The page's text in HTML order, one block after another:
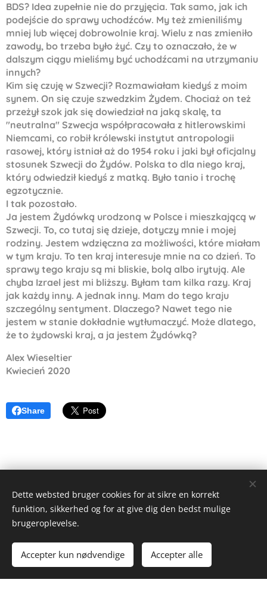
BDS? Idea zupełnie nie do przyjęcia. Tak samo, jak ich
podejście do sprawy uchodźców. My też zmieniliśmy
mniej lub więcej dobrowolnie kraj. Wielu z nas zmieniło
zawody, bo trzeba było żyć. Czy to oznaczało, że w
dalszym ciągu mieliśmy być uchodźcami na utrzymaniu
innych?
Kim się czuję w Szwecji? Rozmawiałam kiedyś z moim
synem. On się czuje szwedzkim Żydem. Chociaż on też
przeżył szok jak się dowiedział na jaką skalę, ta
"neutralna" Szwecja współpracowała z hitlerowskimi
Niemcami, co robił królewski instytut antropologii
rasowej, który istniał aż do 1954 roku i jaki był oficjalny
stosunek Szwecji do Żydów. Polska to dla niego kraj,
który odwiedził kiedyś z matką. Było tanio i trochę
egzotycznie.
I tak pozostało.
Ja jestem Żydówką urodzoną w Polsce i mieszkającą w
Szwecji. To, co tutaj się dzieje, dotyczy mnie i mojej
rodziny. Jestem wdzięczna za możliwości, które miałam
w tym kraju. To ten kraj interesuje mnie na co dzień. To
sprawy tego kraju są mi bliskie, bolą albo irytują. Ale
chyba Izrael jest mi bliższy. Byłam tam kilka razy. Kraj
jak każdy inny. A jednak inny. Mam do tego kraju
szczególny sentyment. Dlaczego? Nawet tego nie
jestem w stanie dokładnie wytłumaczyć. Może dlatego,
że to żydowski kraj, a ja jestem Żydówką?
Alex Wieseltier
Kwiecień 2020
Share
Alex Wieseltier - Uredte tanker
Alle rettigheder forbeholdes 2019
Drevet afWebnode Cookies
Lav din egen hjemmeside gratis! Kom i gang
Dette websted bruger cookies for at sikre en korrekt
funktion, sikkerhed og for at give dig den bedst mulige
brugeroplevelse.
Accepter kun nødvendige Accepter alle